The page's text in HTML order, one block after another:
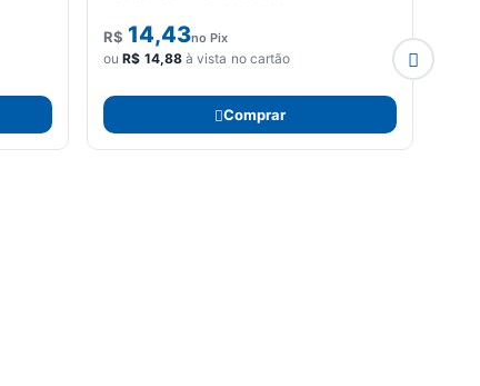
R$ 14,43no Pix
ouR$ 14,88à vista no cartão
Comprar